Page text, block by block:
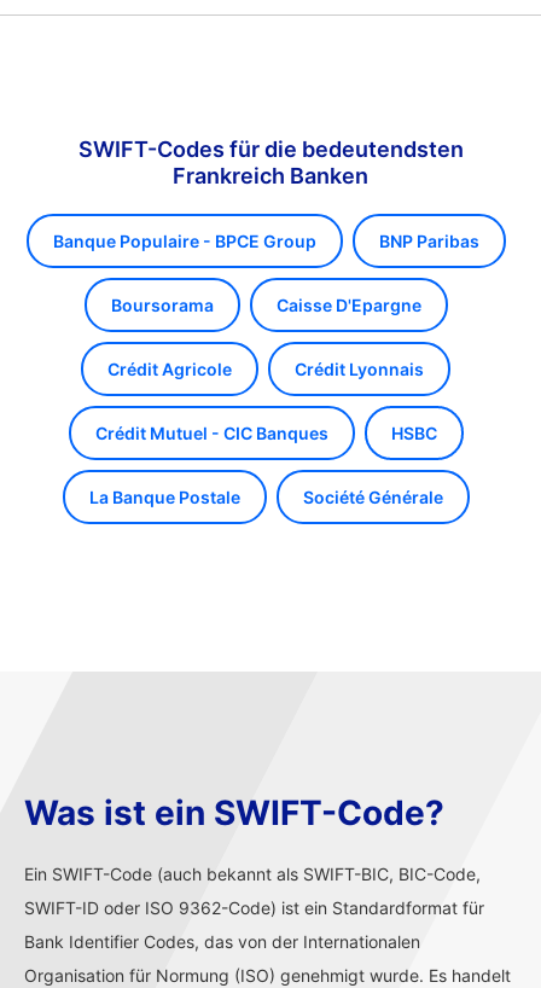
SWIFT-Codes für die bedeutendsten
Frankreich Banken
Banque Populaire - BPCE Group BNP Paribas
Boursorama Caisse D'Epargne
Crédit Agricole Crédit Lyonnais
Crédit Mutuel - CIC Banques HSBC
La Banque Postale Société Générale
Was ist ein SWIFT-Code?
Ein SWIFT-Code (auch bekannt als SWIFT-BIC, BIC-Code,
SWIFT-ID oder ISO 9362-Code) ist ein Standardformat für
Bank Identifier Codes, das von der Internationalen
Organisation für Normung (ISO) genehmigt wurde. Es handelt